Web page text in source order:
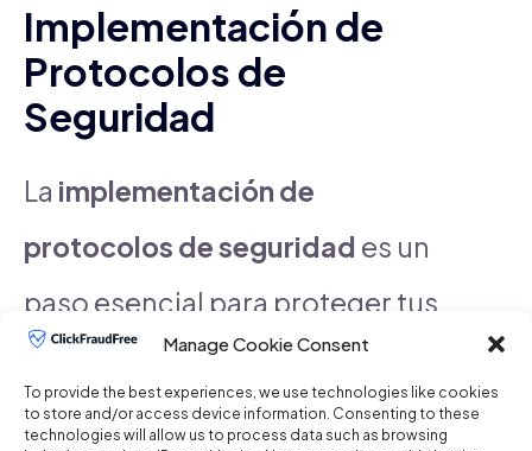
Manage Cookie Consent
To provide the best experiences, we use technologies like cookies
to store and/or access device information. Consenting to these
technologies will allow us to process data such as browsing
Implementación de
Protocolos de
Seguridad
La implementación de
protocolos de seguridad es un
paso esencial para proteger tus
campañas publicitarias digitales
de amenazas. Estos protocolos